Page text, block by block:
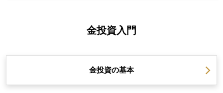
金投資入門
金投資の基本